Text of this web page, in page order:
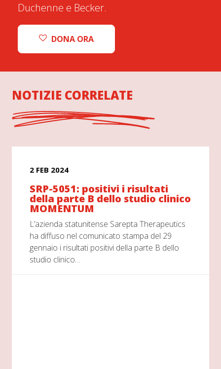
Duchenne e Becker.
DONA ORA
NOTIZIE CORRELATE
2 FEB 2024
SRP-5051: positivi i risultati
della parte B dello studio clinico
MOMENTUM
L’azienda statunitense Sarepta Therapeutics
ha diffuso nel comunicato stampa del 29
gennaio i risultati positivi della parte B dello
studio clinico…